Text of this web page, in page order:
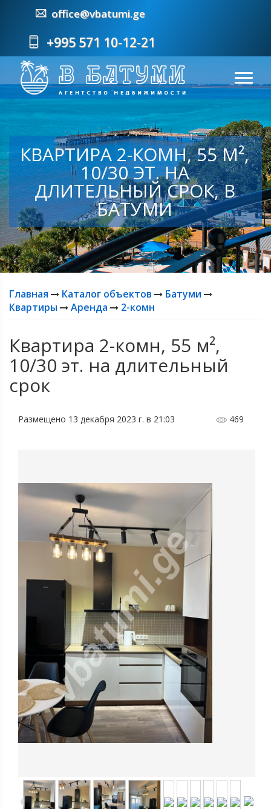
office@vbatumi.ge
+995 571 10-12-21
КВАРТИРА 2-КОМН, 55 М²,
10/30 ЭТ. НА
ДЛИТЕЛЬНЫЙ СРОК, В
БАТУМИ
Главная Каталог объектов
Батуми
Квартиры
Аренда 2-комн
Квартира 2-комн, 55 м²,
10/30 эт. на длительный
срок
Размещено 13 декабря 2023 г. в 21:03 469